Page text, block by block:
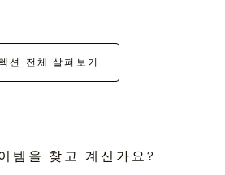
션 전체 살펴보기
템을 찾고 계신가요?